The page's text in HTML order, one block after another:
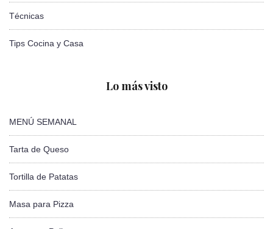
Técnicas
Tips Cocina y Casa
Lo más visto
MENÚ SEMANAL
Tarta de Queso
Tortilla de Patatas
Masa para Pizza